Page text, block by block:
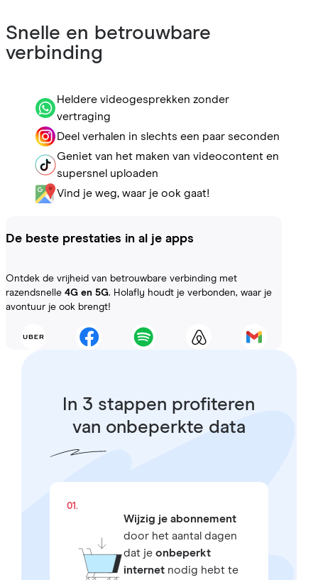
Snelle en betrouwbare
verbinding
Heldere videogesprekken zonder
vertraging
Deel verhalen in slechts een paar seconden
Geniet van het maken van videocontent en
supersnel uploaden
Vind je weg, waar je ook gaat!
De beste prestaties in al je apps
Ontdek de vrijheid van betrouwbare verbinding met
razendsnelle 4G en 5G. Holafly houdt je verbonden, waar je
avontuur je ook brengt!
In 3 stappen profiteren
van onbeperkte data
01.
Wijzig je abonnement
door het aantal dagen
dat je onbeperkt
internetnodig hebt te